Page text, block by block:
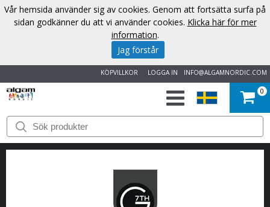
INFO@ALGAMNORDIC.COM
LOGGA IN
KÖPVILLKOR
START
VARUMÄRKEN
0
Vår hemsida använder sig av cookies. Genom att fortsätta surfa på
sidan godkänner du att vi använder cookies. Klicka här för mer
information.
Jag förstår